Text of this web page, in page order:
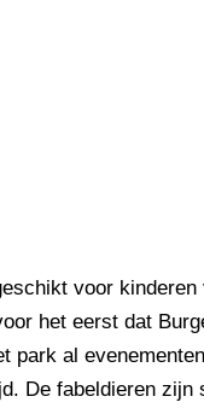
voor kinderen
het eerst dat
park al
De fabeldieren zijn